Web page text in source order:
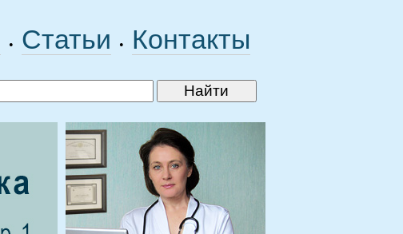
• Статьи • Контакты